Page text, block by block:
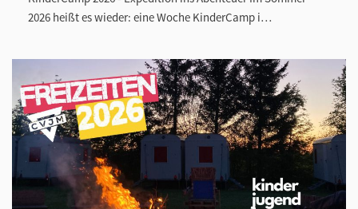
2026 heißt es wieder: eine Woche KinderCamp i…